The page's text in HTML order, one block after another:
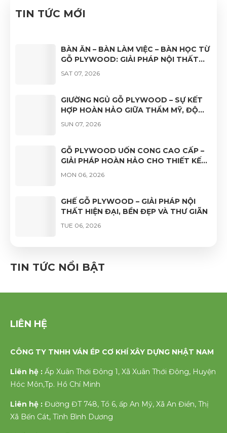
TIN TỨC MỚI
BÀN ĂN – BÀN LÀM VIỆC – BÀN HỌC TỪ
GỖ PLYWOOD: GIẢI PHÁP NỘI THẤT
BỀN ĐẸP, HIỆN ĐẠI VÀ ĐA DẠNG ỨNG
DỤNG
SAT 07, 2026
GIƯỜNG NGỦ GỖ PLYWOOD – SỰ KẾT
HỢP HOÀN HẢO GIỮA THẨM MỸ, ĐỘ
BỀN VÀ TÍNH ỨNG DỤNG
SUN 07, 2026
GỖ PLYWOOD UỐN CONG CAO CẤP –
GIẢI PHÁP HOÀN HẢO CHO THIẾT KẾ
NỘI THẤT HIỆN ĐẠI
MON 06, 2026
GHẾ GỖ PLYWOOD – GIẢI PHÁP NỘI
THẤT HIỆN ĐẠI, BỀN ĐẸP VÀ THƯ GIÃN
TUE 06, 2026
CAO CẤP – VẺ ĐẸP TỰ NHIÊN, ĐỘ BỀN
VƯỢT TRỘI
TIN TỨC NỔI BẬT
LIÊN HỆ
CÔNG TY TNHH VÁN ÉP CƠ KHÍ XÂY DỰNG NHẬT NAM
Liên hệ : Ấp Xuân Thới Đông 1, Xã Xuân Thới Đông, Huyện
Hóc Môn,Tp. Hồ Chí Minh
Liên hệ : Đường ĐT 748, Tổ 6, ấp An Mỹ, Xã An Điền, Thị
Xã Bến Cát, Tỉnh Bình Dương